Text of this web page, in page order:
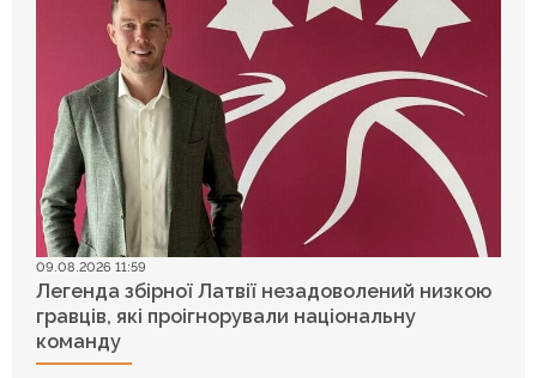
09.08.2026 11:59
Легенда збірної Латвії незадоволений низкою
гравців, які проігнорували національну
команду